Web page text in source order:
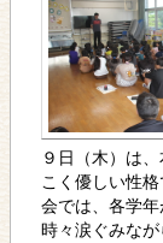
９日（木）は
こく優しい性
会では、各学年
時々涙ぐみな